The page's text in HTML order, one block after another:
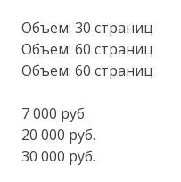
Объем: 30 страниц
Объем: 60 страниц
Объем: 60 страниц
7 000 руб.
20 000 руб.
30 000 руб.